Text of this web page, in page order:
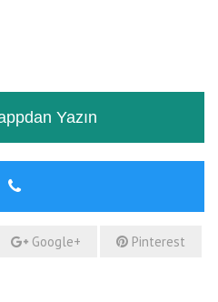
Yazın
Google+ Pinterest